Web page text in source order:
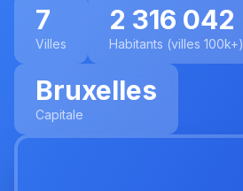
7
Villes
2 316 042
Habitants (villes 100k+)
Bruxelles
Capitale